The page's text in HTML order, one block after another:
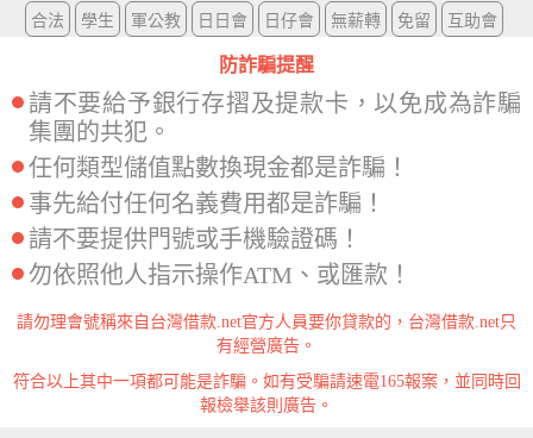
合法 學生 軍公教 日日會 日仔會 無薪轉 免留 互助會
防詐騙提醒
請不要給予銀行存摺及提款卡，以免成為詐騙
集團的共犯。
任何類型儲值點數換現金都是詐騙！
事先給付任何名義費用都是詐騙！
請不要提供門號或手機驗證碼！
勿依照他人指示操作ATM、或匯款！
請勿理會號稱來自台灣借款.net官方人員要你貸款的，台灣借款.net只
有經營廣告。
符合以上其中一項都可能是詐騙。如有受騙請速電165報案，並同時回
報檢舉該則廣告。